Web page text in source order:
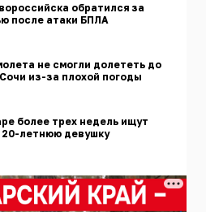
обратился за
после атаки БПЛА
не смогли долететь до
из-за плохой погоды
более трех недель ищут
летнюю девушку